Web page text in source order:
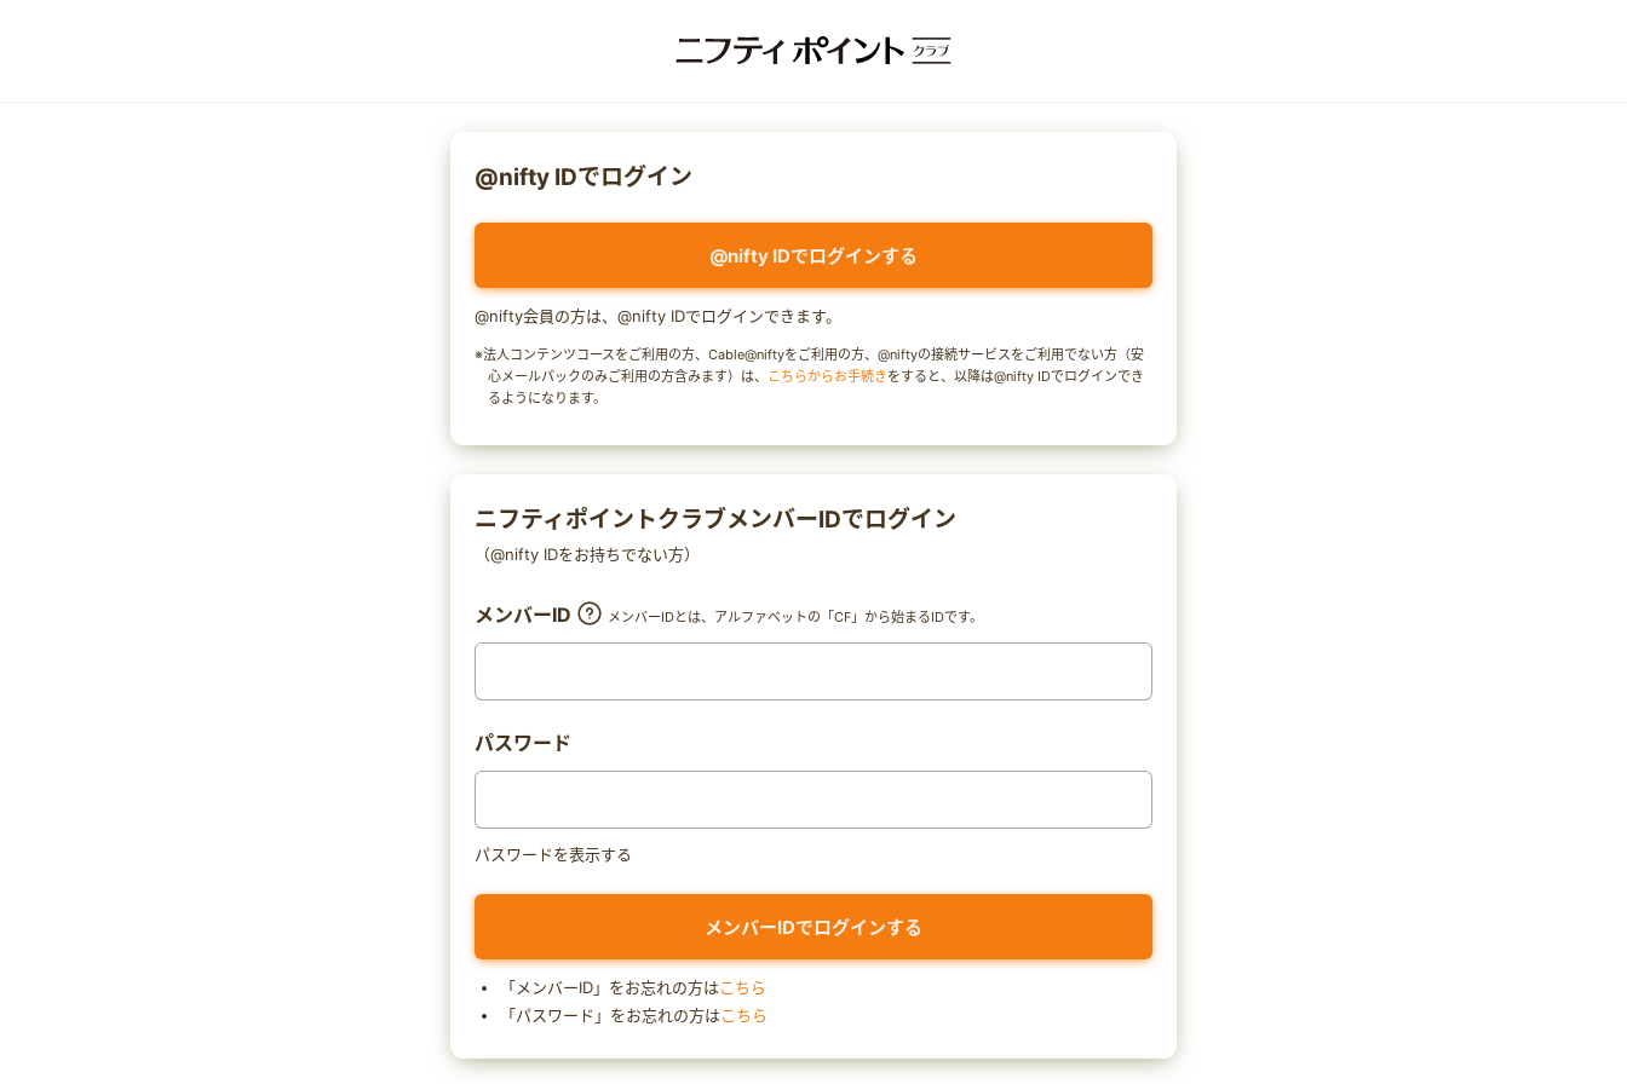
@nifty IDでログイン
@nifty IDでログインする
@nifty会員の方は、@nifty IDでログインできます。
※法人コンテンツコースをご利用の方、Cable@niftyをご利用の方、@niftyの接続サービスをご利用でない方（安
心メールパックのみご利用の方含みます）は、
こちらからお手続きをすると、以降は@nifty IDでログインでき
るようになります。
ニフティポイントクラブメンバーIDでログイン
（@nifty IDをお持ちでない方）
メンバーID メンバーIDとは、アルファベットの「CF」から始まるIDです。
パスワード
パスワードを表示する
「メンバーID」をお忘れの方はこちら
「パスワード」をお忘れの方はこちら